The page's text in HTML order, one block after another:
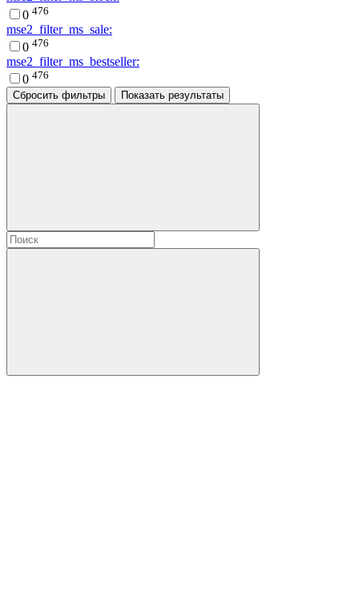
0 476
mse2_filter_ms_sale:
0 476
mse2_filter_ms_bestseller:
0 476
Сбросить фильтры
Показать результаты